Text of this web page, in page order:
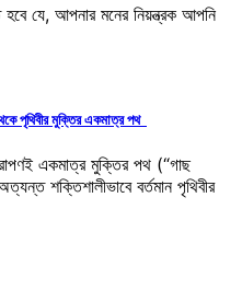
যে, আপনার মনের নিয়ন্ত্রক আপনি
পৃথিবীর মুক্তির একমাত্র পথ
একমাত্র মুক্তির পথ (“গাছ
শক্তিশালীভাবে বর্তমান পৃথিবীর